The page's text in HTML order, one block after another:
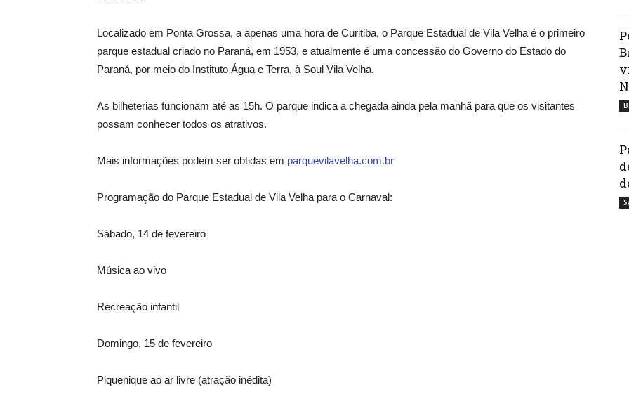
Localizado em Ponta Grossa, a apenas uma hora de Curitiba, o Parque Estadual de Vila Velha é o primeiro
parque estadual criado no Paraná, em 1953, e atualmente é uma concessão do Governo do Estado do
Paraná, por meio do Instituto Água e Terra, à Soul Vila Velha.
As bilheterias funcionam até as 15h. O parque indica a chegada ainda pela manhã para que os visitantes
possam conhecer todos os atrativos.
Mais informações podem ser obtidas em parquevilavelha.com.br
Programação do Parque Estadual de Vila Velha para o Carnaval:
Sábado, 14 de fevereiro
Música ao vivo
Recreação infantil
Domingo, 15 de fevereiro
Piquenique ao ar livre (atração inédita)